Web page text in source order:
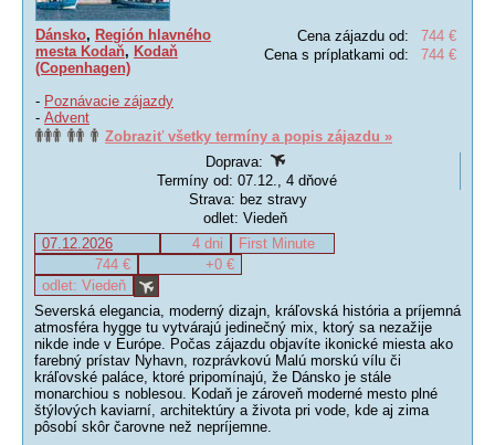
Cena zájazdu od:
744 €
Cena s príplatkami od:
744 €
Dánsko, Región hlavného
mesta Kodaň, Kodaň
(Copenhagen)
- Poznávacie zájazdy
- Advent
Zobraziť všetky termíny a popis zájazdu »
Doprava:
Termíny od: 07.12., 4 dňové
Strava: bez stravy
odlet: Viedeň
07.12.2026
4 dni
First Minute
744 €
+0 €
odlet: Viedeň
Severská elegancia, moderný dizajn, kráľovská história a príjemná
atmosféra hygge tu vytvárajú jedinečný mix, ktorý sa nezažije
nikde inde v Európe. Počas zájazdu objavíte ikonické miesta ako
farebný prístav Nyhavn, rozprávkovú Malú morskú vílu či
kráľovské paláce, ktoré pripomínajú, že Dánsko je stále
monarchiou s noblesou. Kodaň je zároveň moderné mesto plné
štýlových kaviarní, architektúry a života pri vode, kde aj zima
pôsobí skôr čarovne než nepríjemne.